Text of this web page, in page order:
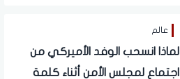
عالم
لماذا انسحب الوفد الأميركي من
اجتماع لمجلس الأمن أثناء كلمة